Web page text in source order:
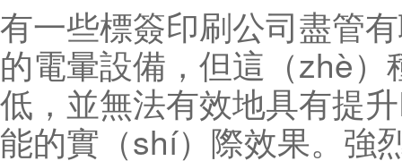
有一些標簽印刷公司盡管
的電暈設備，但這（zhè
低，並無法有效地具有提
能的實（shí）際效果。強